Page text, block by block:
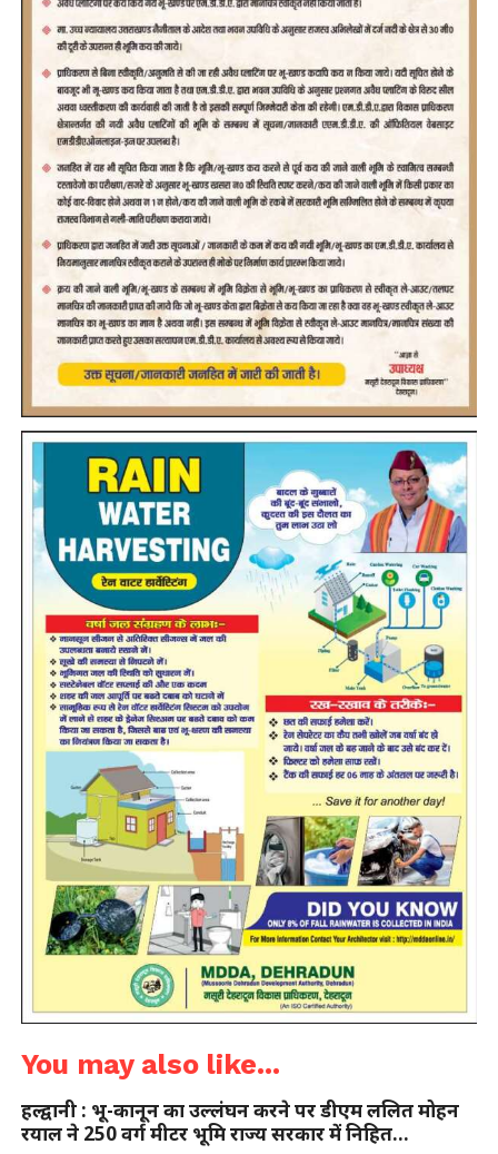
You may also like...
हल्द्वानी : भू-कानून का उल्लंघन करने पर डीएम ललित मोहन
रयाल ने 250 वर्ग मीटर भूमि राज्य सरकार में निहित…